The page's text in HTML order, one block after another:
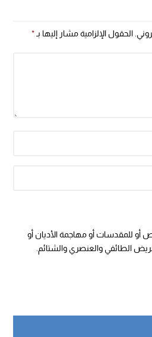
الحقول الإلزامية مشار إليها بـ*
أو للمقدسات أو مهاجمة الأديان أو
الطائفي والعنصري والشتائم.